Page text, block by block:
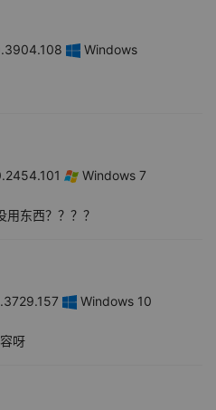
Windows
Windows 7
东西？？？？
Windows 10
呀